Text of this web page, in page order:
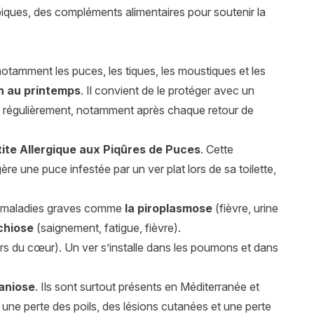
des compléments alimentaires pour soutenir la
les puces, les tiques, les moustiques et les
au printemps. Il convient de le protéger avec un
notamment après chaque retour de
Allergique aux Piqûres de Puces. Cette
une puce infestée par un ver plat lors de sa toilette,
graves comme la piroplasmose (fièvre, urine
(saignement, fatigue, fièvre).
du cœur). Un ver s’installe dans les poumons et dans
. Ils sont surtout présents en Méditerranée et
perte des poils, des lésions cutanées et une perte